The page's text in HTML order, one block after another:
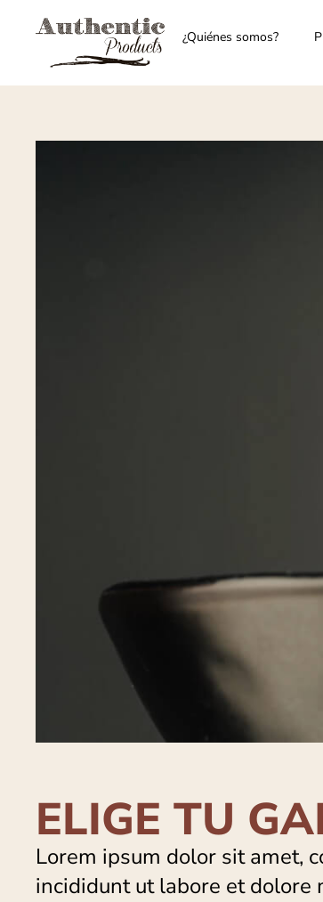
¿Quiénes somos?
ELIGE TU
Lorem ipsum dolor sit amet,
incididunt ut labore et dolore